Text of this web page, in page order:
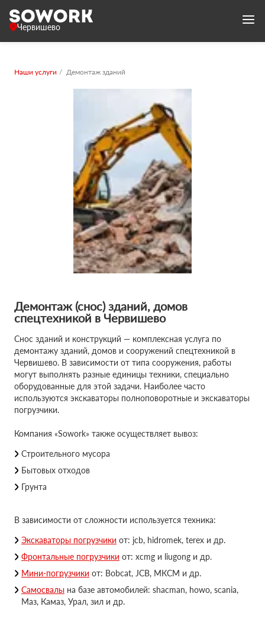
Червишево
Наши услуги Демонтаж зданий
Демонтаж (снос) зданий, домов
спецтехникой в Червишево
Снос зданий и конструкций — комплексная услуга по
демонтажу зданий, домов и сооружений спецтехникой в
Червишево. В зависимости от типа сооружения, работы
могут выполнять разные единицы техники, специально
оборудованные для этой задачи. Наиболее часто
используются экскаваторы полноповоротные и экскаваторы
погрузчики.
Компания «Sowork» также осуществляет вывоз:
Строительного мусора
Бытовых отходов
Грунта
В зависимости от сложности используется техника:
Экскаваторы погрузчики от: jcb, hidromek, terex и др.
Фронтальные погрузчики от: xcmg и liugong и др.
Мини-погрузчики от: Bobcat, JCB, МКСМ и др.
Самосвалы на базе автомобилей: shacman, howo, scania,
Маз, Камаз, Урал, зил и др.